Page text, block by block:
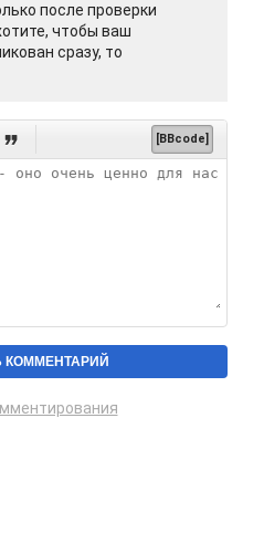
после проверки
чтобы ваш
сразу, то
 [BBcode]